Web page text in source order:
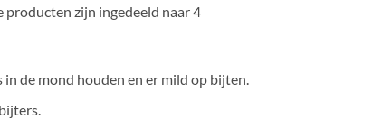
producten zijn ingedeeld naar 4
de mond houden en er mild op bijten.